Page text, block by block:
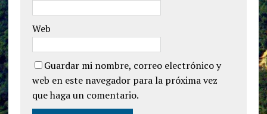
Web
Guardar mi nombre, correo electrónico y
web en este navegador para la próxima vez
que haga un comentario.